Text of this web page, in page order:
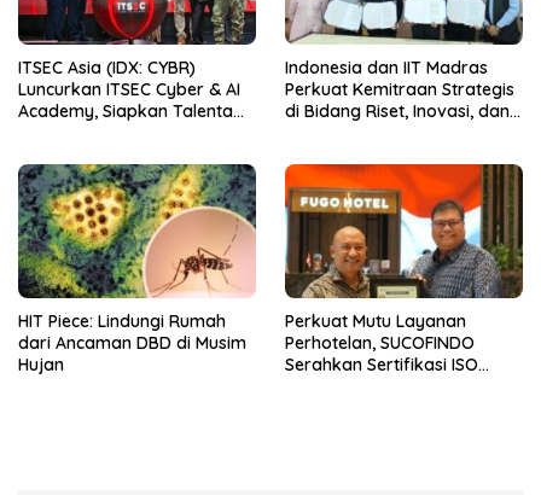
ITSEC Asia (IDX: CYBR)
Luncurkan ITSEC Cyber & AI
Academy, Siapkan Talenta
Memimpin Era AI
Indonesia dan IIT Madras
Perkuat Kemitraan Strategis
di Bidang Riset, Inovasi, dan
HIT Piece: Lindungi Rumah
dari Ancaman DBD di Musim
Hujan
Perkuat Mutu Layanan
Perhotelan, SUCOFINDO
Serahkan Sertifikasi ISO